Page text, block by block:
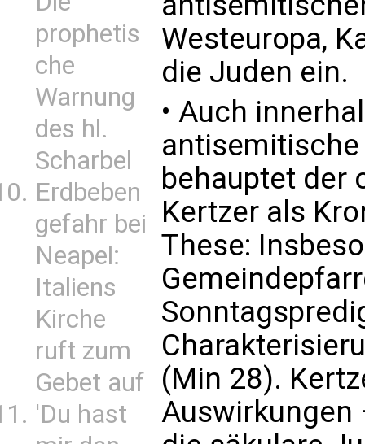
prophetis
che
Warnung
des hl.
Scharbel
Erdbeben
gefahr bei
Neapel:
Italiens
Kirche
ruft zum
Gebet auf
'Du hast
Westeuropa,
die Juden ein.
• Auch
behauptet der
Kertzer als
These:
(Min 28).